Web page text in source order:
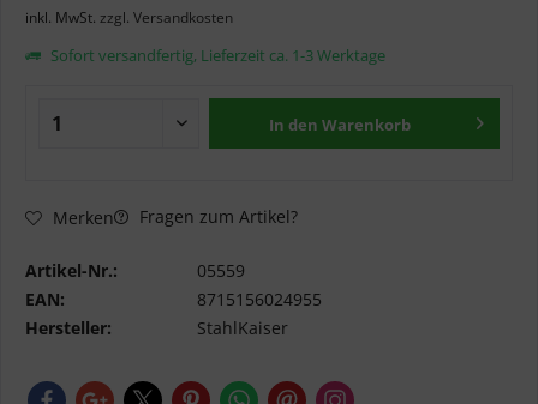
inkl. MwSt. zzgl. Versandkosten
Sofort versandfertig, Lieferzeit ca. 1-3 Werktage
In den Warenkorb
Merken Fragen zum Artikel?
Artikel-Nr.:
05559
EAN:
8715156024955
Hersteller:
StahlKaiser